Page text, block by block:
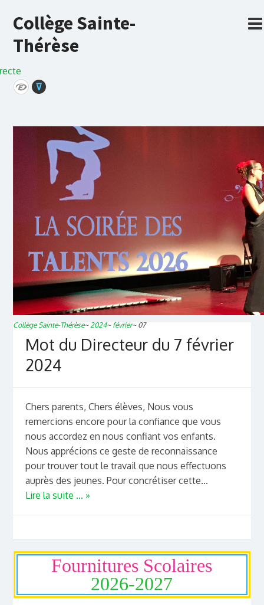
Collège Sainte-
Thérèse
⊽
Collège Sainte-Thérèse~ 2024~ février~ 07
Mot du Directeur du 7 février
2024
Chers parents, Chers élèves, Nous vous
remercions encore pour la confiance que vous
nous accordez en nous confiant vos enfants.
Nous apprécions ce geste de reconnaissance
pour trouver tout le travail que nous effectuons
auprès des jeunes. Pour concrétiser cette...
Lire la suite ... »
Fournitures Scolaires
2026-2027